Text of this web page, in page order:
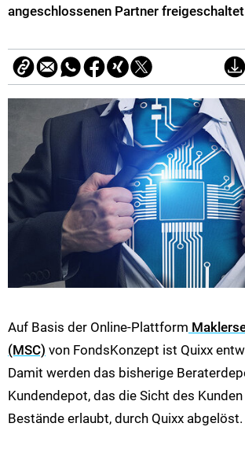
angeschlossenen Partner
Auf Basis der Online-Plattform
(MSC) von FondsKonzept ist Quixx
Damit werden das bisherige
Kundendepot, das die Sicht des
Bestände erlaubt, durch Quixx abgelöst.